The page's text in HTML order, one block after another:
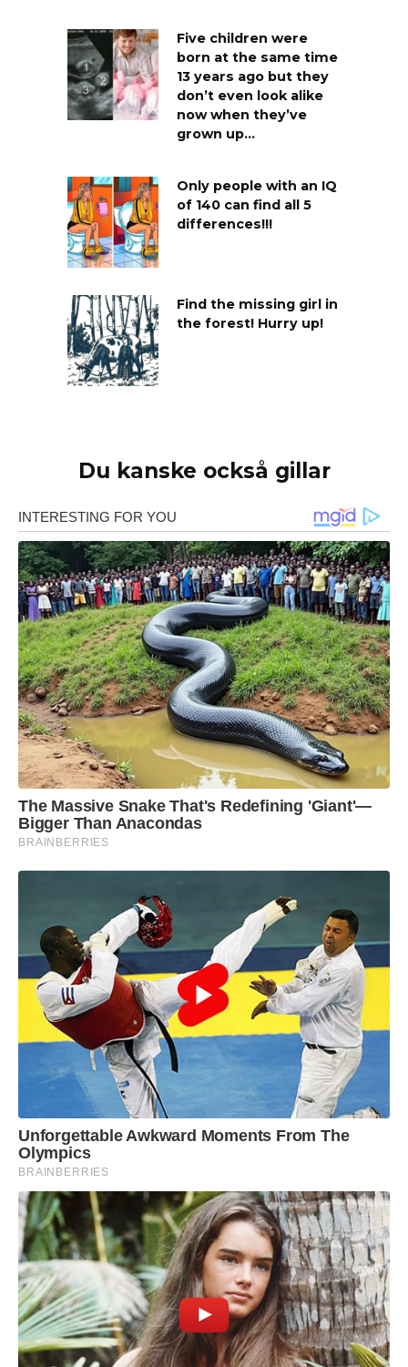
Five children were
born at the same time
13 years ago but they
don’t even look alike
now when they’ve
grown up…
Only people with an IQ
of 140 can find all 5
differences!!!
Find the missing girl in
the forest! Hurry up!
Du kanske också gillar